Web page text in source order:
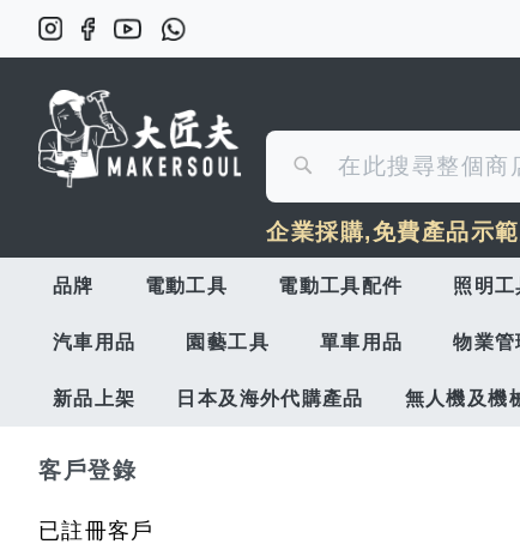
尋
搜
尋
企業採購,免費產品示
品牌 電動工具 電動工具配件 照明工
汽車用品 園藝工具 單車用品 物業
新品上架 日本及海外代購產品 無人機及機
客戶登錄
已註冊客戶